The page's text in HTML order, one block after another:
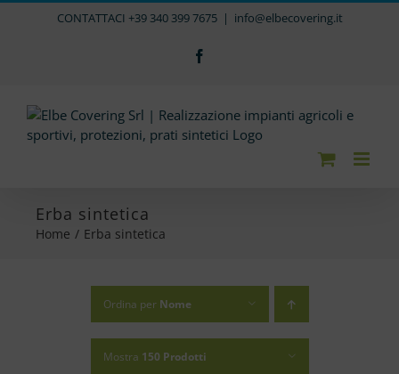
CONTATTACI +39 340 399 7675 | info@elbecovering.it
Erba sintetica
Home / Erba sintetica
Ordina per Nome
Mostra 150 Prodotti